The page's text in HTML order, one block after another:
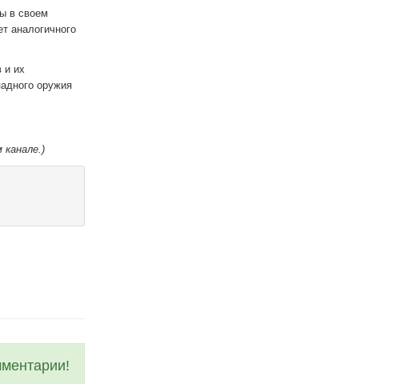
в своем
аналогичного
и их
оружия
канале.)